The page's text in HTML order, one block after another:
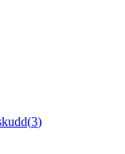
(3)